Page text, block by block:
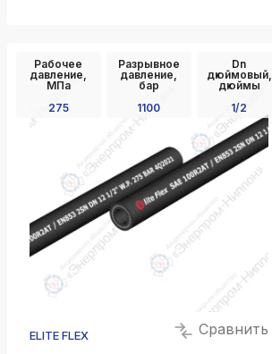
Рабочее
давление,
МПа
275
Разрывное
давление,
бар
1100
Dn
дюймовый,
дюймы
1/2
ELITE FLEX
Сравнить